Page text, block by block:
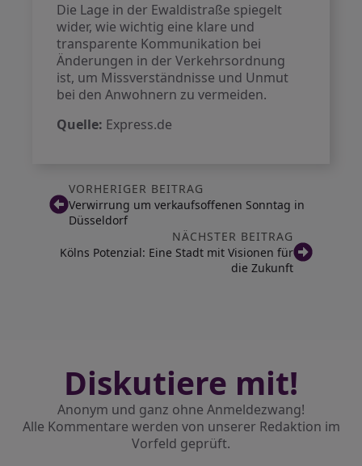
Die Lage in der Ewaldistraße spiegelt
wider, wie wichtig eine klare und
transparente Kommunikation bei
Änderungen in der Verkehrsordnung
ist, um Missverständnisse und Unmut
bei den Anwohnern zu vermeiden.
Quelle: Express.de
VORHERIGER BEITRAG
Verwirrung um verkaufsoffenen Sonntag in
Düsseldorf
NÄCHSTER BEITRAG
Kölns Potenzial: Eine Stadt mit Visionen für
die Zukunft
Diskutiere mit!
Anonym und ganz ohne Anmeldezwang!
Alle Kommentare werden von unserer Redaktion im
Vorfeld geprüft.